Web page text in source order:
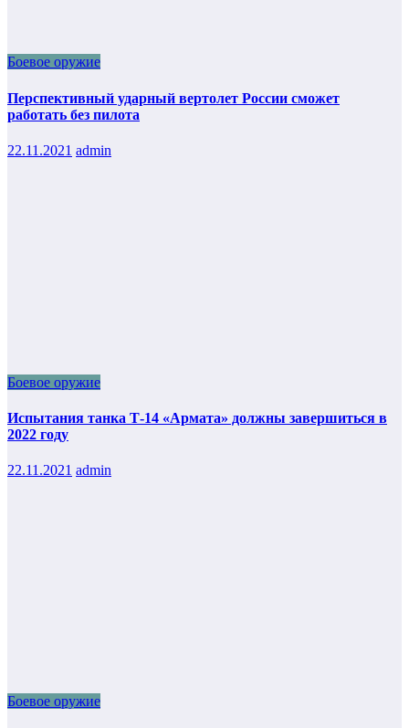
Боевое оружие
Перспективный ударный вертолет России сможет
работать без пилота
22.11.2021 admin
Боевое оружие
Испытания танка Т-14 «Армата» должны завершиться в
2022 году
22.11.2021 admin
Боевое оружие